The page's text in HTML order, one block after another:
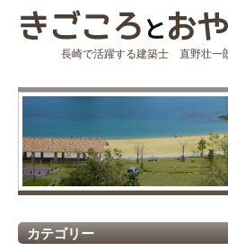
長崎で活躍する建築士 直野壮一
カテゴリー